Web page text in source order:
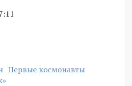
Первые космонавты